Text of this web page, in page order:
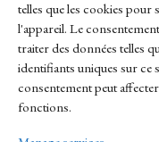
telles que les cookies
l'appareil. Le
traiter des données telles
identifiants uniques sur ce
consentement peut
fonctions.
Links
Contact
Sitemap